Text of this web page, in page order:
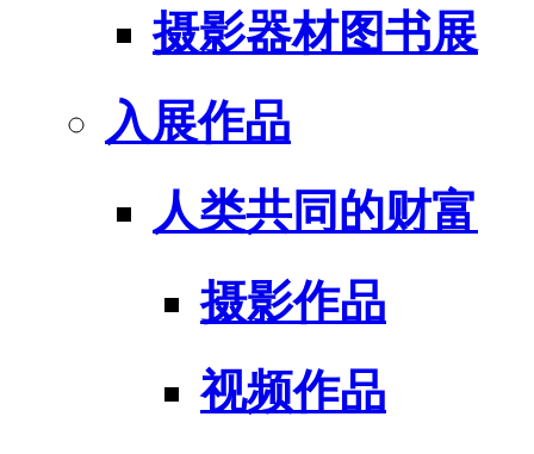
摄影器材图书展
入展作品
人类共同的财富
摄影作品
视频作品